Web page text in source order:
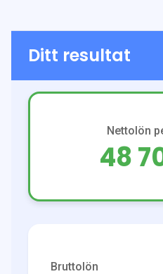
Ditt resultat
Nettolön
48
Bruttolön